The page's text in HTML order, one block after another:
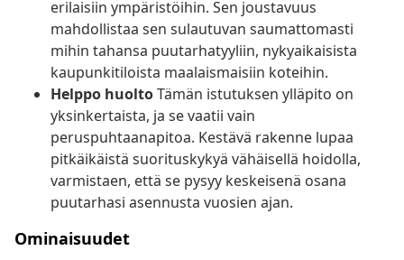
erilaisiin ympäristöihin. Sen joustavuus
mahdollistaa sen sulautuvan saumattomasti
mihin tahansa puutarhatyyliin, nykyaikaisista
kaupunkitiloista maalaismaisiin koteihin.
Helppo huoltoTämän istutuksen ylläpito on
yksinkertaista, ja se vaatii vain
peruspuhtaanapitoa. Kestävä rakenne lupaa
pitkäikäistä suorituskykyä vähäisellä hoidolla,
varmistaen, että se pysyy keskeisenä osana
puutarhasi asennusta vuosien ajan.
Ominaisuudet